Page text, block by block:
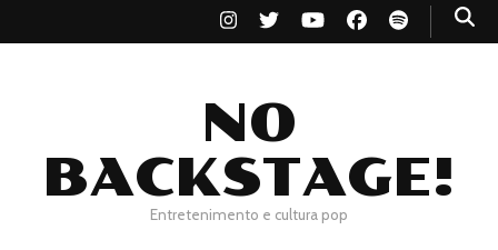
NO
BACKSTAGE!
Entretenimento e cultura pop